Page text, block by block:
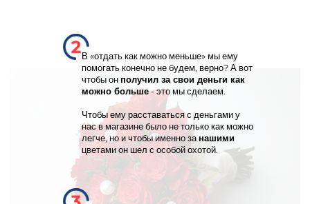
В «отдать как можно меньше» мы ему
помогать конечно не будем, верно? А вот
чтобы онполучил за свои деньги как
можно больше- это мы сделаем.
Чтобы ему расставаться с деньгами у
нас в магазине было не только как можно
легче, но и чтобы именно занашими
цветами он шел с особой охотой.